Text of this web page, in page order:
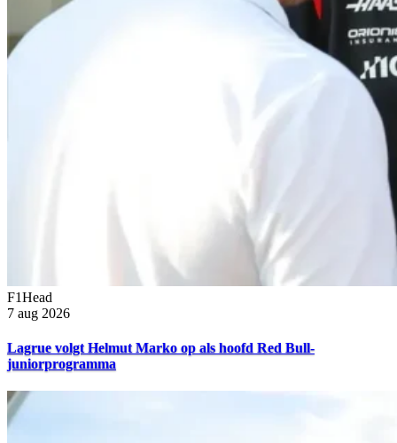
F1Head
7 aug 2026
Lagrue volgt Helmut Marko op als hoofd Red Bull-
juniorprogramma